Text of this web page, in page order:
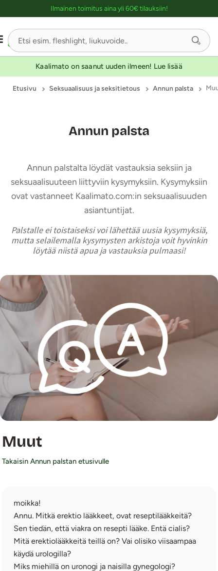
Ilmainen toimitus aina yli 60€ tilauksiin!
Kaalimato on saanut uuden ilmeen! Lue lisää
Etusivu Seksuaalisuus ja seksitietous Annun palsta
Annun palsta
Annun palstalta löydät vastauksia seksiin ja
seksuaalisuuteen liittyviin kysymyksiin. Kysymyksiin
ovat vastanneet Kaalimato.com:in seksuaalisuuden
asiantuntijat.
Palstalle ei toistaiseksi voi lähettää uusia kysymyksiä,
mutta selailemalla kysymysten arkistoja voit hyvinkin
löytää niistä apua ja vastauksia pulmaasi!
Muut
Takaisin Annun palstan etusivulle
moikka!
Annu. Mitkä erektio lääkkeet, ovat reseptilääkkeitä?
Sen tiedän, että viakra on resepti lääke. Entä cialis?
Mitä erektiolääkkeitä teillä on? Vai olisiko viisaampaa
käydä urologilla?
Miks miehillä on uronogi ja naisilla gynegologi?